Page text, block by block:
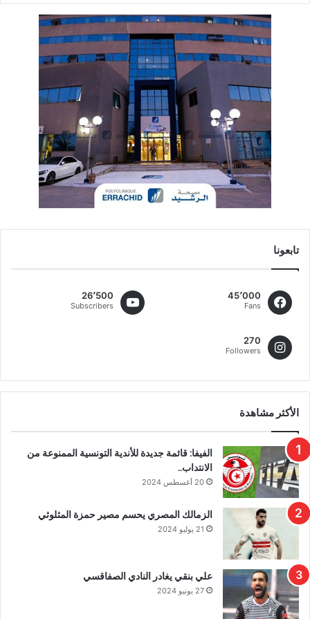
تابعونا
45٬000
Fans
26٬500
Subscribers
270
Followers
الأكثر مشاهدة
الفيفا: قائمة جديدة للأندية التونسية الممنوعة من
الانتداب..
20 أغسطس 2024
الزمالك المصري يحسم مصير حمزة المثلوثي
21 يوليو 2024
علي بنقي يغادر النادي الصفاقسي
27 يونيو 2024